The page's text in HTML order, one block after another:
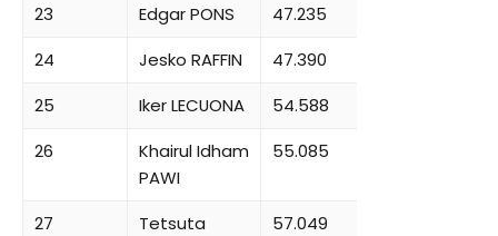
23 Edgar PONS
47.235
24
Jesko RAFFIN
47.390
25
Iker LECUONA
54.588
26
Khairul Idham
PAWI
55.085
27
Tetsuta
57.049